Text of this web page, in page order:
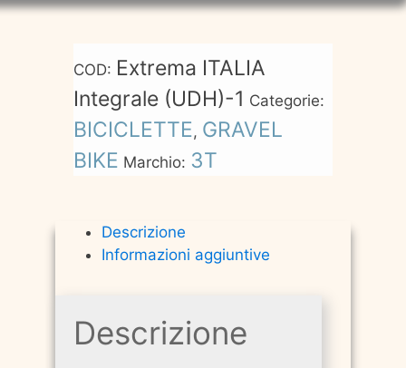
COD: Extrema ITALIA
Integrale (UDH)-1 Categorie:
BICICLETTE, GRAVEL
BIKE Marchio: 3T
Descrizione
Informazioni aggiuntive
Descrizione